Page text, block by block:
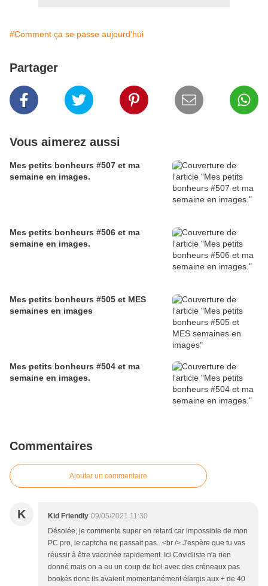
#Comment ça se passe aujourd'hui
Partager
Vous aimerez aussi
Mes petits bonheurs #507 et ma
semaine en images.
Mes petits bonheurs #506 et ma
semaine en images.
Mes petits bonheurs #505 et MES
semaines en images
Mes petits bonheurs #504 et ma
semaine en images.
Commentaires
Ajouter un commentaire
K Kid Friendly 09/05/2021 11:30
Désolée, je commente super en retard car impossible de mon
PC pro, le captcha ne passait pas...<br /> J'espère que tu vas
réussir à être vaccinée rapidement. Ici Covidliste n'a rien
donné mais on a eu un coup de bol avec des créneaux pas
bookés donc ils avaient momentanément élargis aux + de 40